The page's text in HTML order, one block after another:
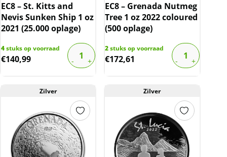
EC8 – St. Kitts and
Nevis Sunken Ship 1 oz
2021 (25.000 oplage)
4stuks op voorraad
€140,99
EC8 – Grenada Nutmeg
Tree 1 oz 2022 coloured
(500 oplage)
2stuks op voorraad
€172,61
Zilver Zilver